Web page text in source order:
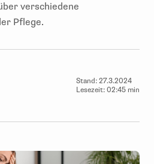
verschiedene
Pflege.
Stand: 27.3.2024
Lesezeit: 02:45 min